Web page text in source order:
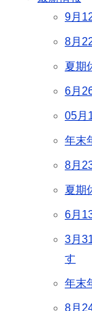
9月
8月
夏期
6月
05月
年末
8月
夏期
6月
3月
す
年末
8月